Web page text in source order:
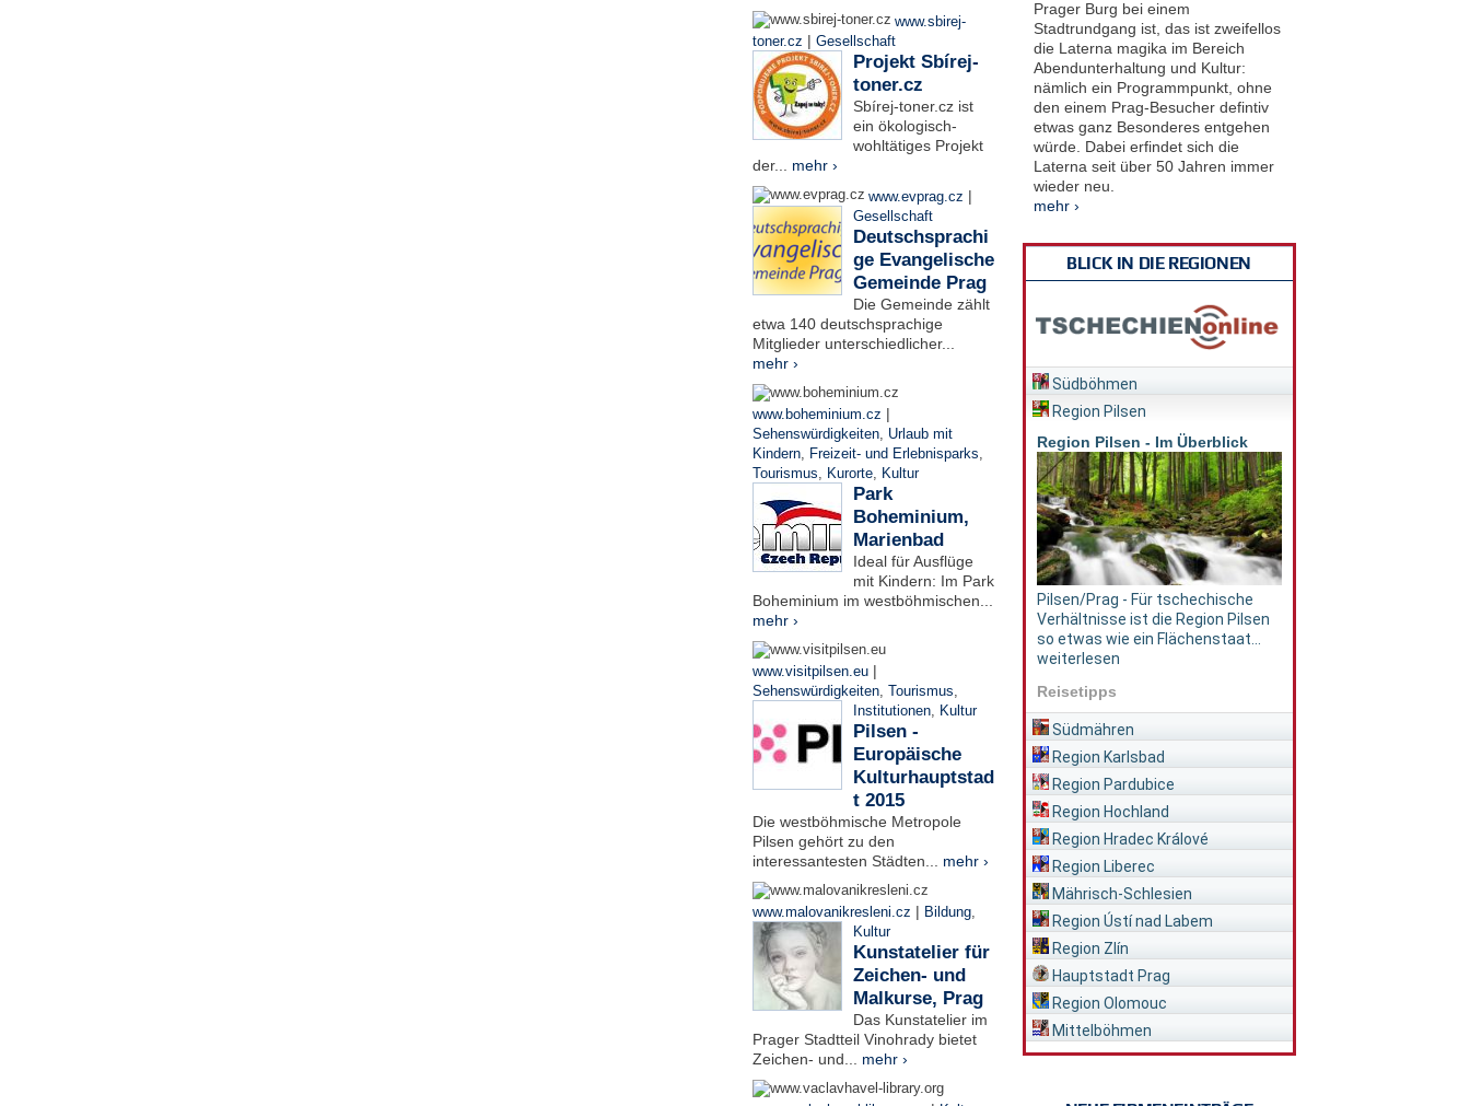
www.sbirej-
toner.cz | Gesellschaft
Projekt Sbírej-
toner.cz
Sbírej-toner.cz ist
ein ökologisch-
wohltätiges Projekt
der... mehr ›
www.evprag.cz |
Gesellschaft
Deutschsprachi
ge Evangelische
Gemeinde Prag
Die Gemeinde zählt
etwa 140 deutschsprachige
Mitglieder unterschiedlicher...
mehr ›
www.boheminium.cz |
Sehenswürdigkeiten, Urlaub mit
Kindern, Freizeit- und Erlebnisparks,
Tourismus, Kurorte, Kultur
Park
Boheminium,
Marienbad
Ideal für Ausflüge
mit Kindern: Im Park
Boheminium im westböhmischen...
mehr ›
www.visitpilsen.eu |
Sehenswürdigkeiten, Tourismus,
Institutionen, Kultur
Pilsen -
Europäische
Kulturhauptstad
t 2015
Die westböhmische Metropole
Pilsen gehört zu den
interessantesten Städten... mehr ›
www.malovanikresleni.cz | Bildung,
Kultur
Kunstatelier für
Zeichen- und
Malkurse, Prag
Das Kunstatelier im
Prager Stadtteil Vinohrady bietet
Zeichen- und... mehr ›
Prager Burg bei einem
Stadtrundgang ist, das ist zweifellos
die Laterna magika im Bereich
Abendunterhaltung und Kultur:
nämlich ein Programmpunkt, ohne
den einem Prag-Besucher defintiv
etwas ganz Besonderes entgehen
würde. Dabei erfindet sich die
Laterna seit über 50 Jahren immer
wieder neu.
mehr ›
BLICK IN DIE REGIONEN
Südböhmen
Region Pilsen
Region Pilsen - Im Überblick
Pilsen/Prag - Für tschechische
Verhältnisse ist die Region Pilsen
so etwas wie ein Flächenstaat...
weiterlesen
Reisetipps
Südmähren
Region Karlsbad
Region Pardubice
Region Hochland
Region Hradec Králové
Region Liberec
Mährisch-Schlesien
Region Ústí nad Labem
Region Zlín
Hauptstadt Prag
Region Olomouc
Mittelböhmen